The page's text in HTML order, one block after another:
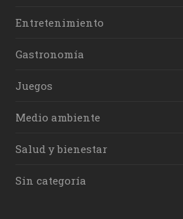
Entretenimiento
Gastronomía
Juegos
Medio ambiente
Salud y bienestar
Sin categoría